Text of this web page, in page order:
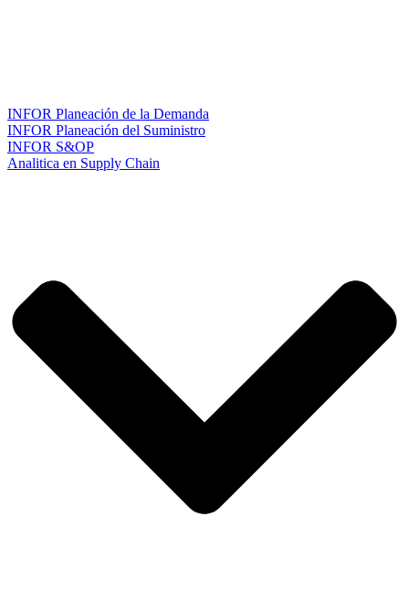
INFOR Planeación de la Demanda
INFOR Planeación del Suministro
INFOR S&OP
Analitica en Supply Chain